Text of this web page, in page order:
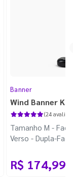
Banner
Wind Banner
(24
Tamanho M -
Verso - Dupla-
R$ 174,99